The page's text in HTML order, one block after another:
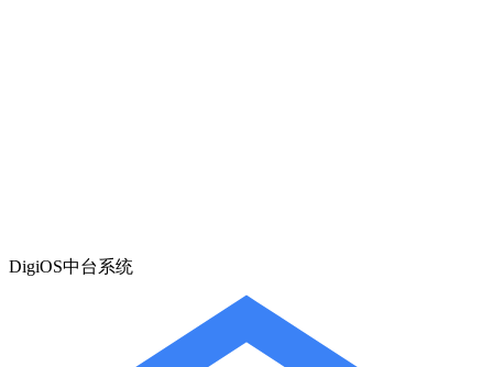
DigiOS中台系统